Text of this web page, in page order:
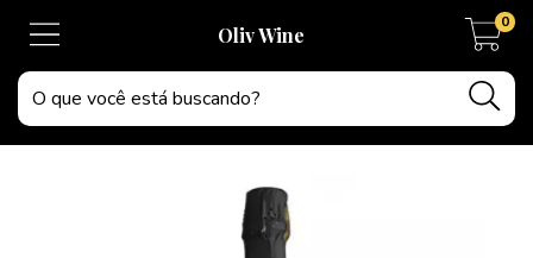
Oliv Wine
0